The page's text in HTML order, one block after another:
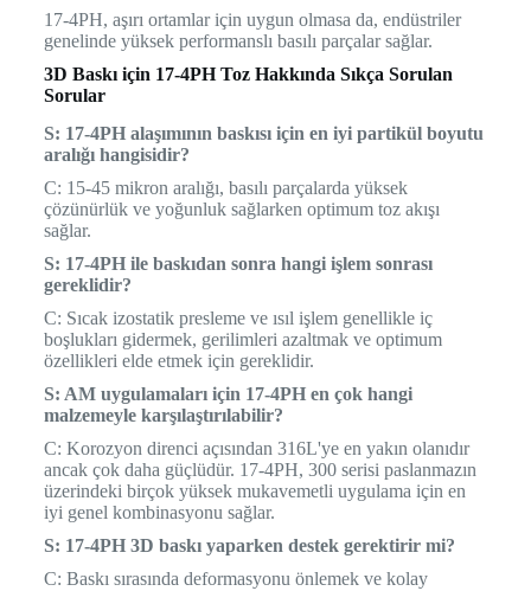
17-4PH, aşırı ortamlar için uygun olmasa da, endüstriler
genelinde yüksek performanslı basılı parçalar sağlar.
3D Baskı için 17-4PH Toz Hakkında Sıkça Sorulan
Sorular
S: 17-4PH alaşımının baskısı için en iyi partikül boyutu
aralığı hangisidir?
C: 15-45 mikron aralığı, basılı parçalarda yüksek
çözünürlük ve yoğunluk sağlarken optimum toz akışı
sağlar.
S: 17-4PH ile baskıdan sonra hangi işlem sonrası
gereklidir?
C: Sıcak izostatik presleme ve ısıl işlem genellikle iç
boşlukları gidermek, gerilimleri azaltmak ve optimum
özellikleri elde etmek için gereklidir.
S: AM uygulamaları için 17-4PH en çok hangi
malzemeyle karşılaştırılabilir?
C: Korozyon direnci açısından 316L'ye en yakın olanıdır
ancak çok daha güçlüdür. 17-4PH, 300 serisi paslanmazın
üzerindeki birçok yüksek mukavemetli uygulama için en
iyi genel kombinasyonu sağlar.
S: 17-4PH 3D baskı yaparken destek gerektirir mi?
C: Baskı sırasında deformasyonu önlemek ve kolay